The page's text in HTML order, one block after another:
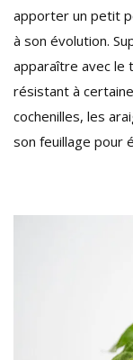
apporter un petit
à son évolution.
apparaître avec le
résistant à
cochenilles, les
son feuillage pour